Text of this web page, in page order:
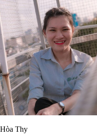
Hòa Thy